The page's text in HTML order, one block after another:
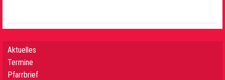
Aktuelles
Termine
Pfarrbrief